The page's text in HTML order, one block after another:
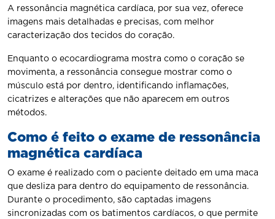
A ressonância magnética cardíaca, por sua vez, oferece
imagens mais detalhadas e precisas, com melhor
caracterização dos tecidos do coração.
Enquanto o ecocardiograma mostra como o coração se
movimenta, a ressonância consegue mostrar como o
músculo está por dentro, identificando inflamações,
cicatrizes e alterações que não aparecem em outros
métodos.
Como é feito o exame de ressonância
magnética cardíaca
O exame é realizado com o paciente deitado em uma maca
que desliza para dentro do equipamento de ressonância.
Durante o procedimento, são captadas imagens
sincronizadas com os batimentos cardíacos, o que permite